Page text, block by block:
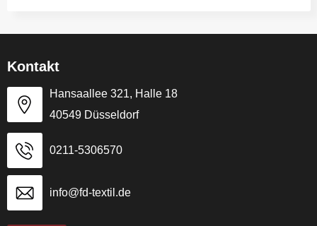
Kontakt
Hansaallee 321, Halle 18
40549 Düsseldorf
0211-5306570
info@fd-textil.de